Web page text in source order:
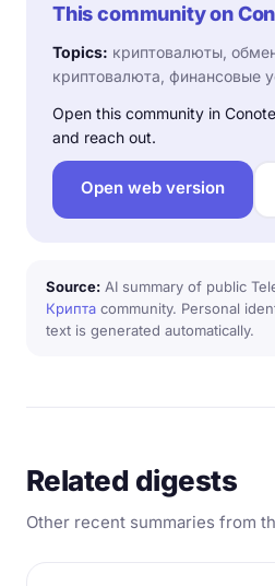
This community on
Topics: криптовалюты,
криптовалюта, финансовые
Open this community in
and reach out.
Open web version
Source: AI summary of public
Крипта community. Personal
text is generated automatically.
Related digests
Other recent summaries from